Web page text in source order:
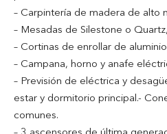
– Carpintería de madera de alto
– Mesadas de Silestone o
– Cortinas de enrollar de
– Campana, horno y anafe
– Previsión de eléctrica y
estar y dormitorio principal.-
comunes.